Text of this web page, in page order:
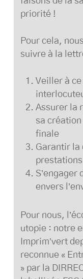
priorité !
Pour cela,
suivre à la
Veiller à
Assurer la
sa création
finale
Garantir la
S’engager
envers
Pour nous,
utopie : notre
Imprim’vert
reconnue «
» par la